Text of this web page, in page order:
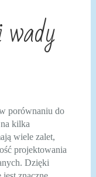
porównaniu do
kilka
wiele zalet,
projektowania
Dzięki